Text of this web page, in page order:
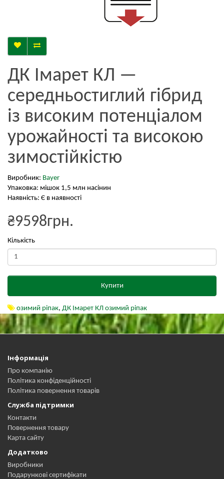
ДК Імарет КЛ —
середньостиглий гібрид
із високим потенціалом
урожайності та високою
зимостійкістю
Виробник: Bayer
Упаковка: мішок 1,5 млн насінин
Наявність: Є в наявності
₴9598грн.
Кількість
Купити
озимий ріпак, ДК Імарет КЛ озимий ріпак
Інформація
Про компанію
Політика конфіденційності
Політика повернення товарів
Служба підтримки
Контакти
Повернення товару
Карта сайту
Додатково
Виробники
Подарункові сертифікати